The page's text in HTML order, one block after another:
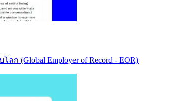
(Global Employer of Record - EOR)​​